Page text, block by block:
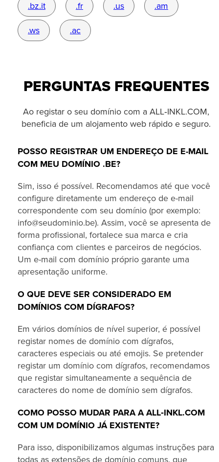
.bz.it .fr .us .am
.ws .ac
PERGUNTAS FREQUENTES
Ao registar o seu domínio com a ALL‑INKL.COM,
beneficia de um alojamento web rápido e seguro.
POSSO REGISTRAR UM ENDEREÇO DE E-MAIL
COM MEU DOMÍNIO .BE?
Sim, isso é possível. Recomendamos até que você
configure diretamente um endereço de e-mail
correspondente com seu domínio (por exemplo:
info@seudominio.be). Assim, você se apresenta de
forma profissional, fortalece sua marca e cria
confiança com clientes e parceiros de negócios.
Um e-mail com domínio próprio garante uma
apresentação uniforme.
O QUE DEVE SER CONSIDERADO EM
DOMÍNIOS COM DÍGRAFOS?
Em vários domínios de nível superior, é possível
registar nomes de domínio com dígrafos,
caracteres especiais ou até emojis. Se pretender
registar um domínio com dígrafos, recomendamos
que registar simultaneamente a sequência de
caracteres do nome de domínio sem dígrafos.
COMO POSSO MUDAR PARA A ALL‑INKL.COM
COM UM DOMÍNIO JÁ EXISTENTE?
Para isso, disponibilizamos algumas instruções para
todas as extensões de domínio comuns, que